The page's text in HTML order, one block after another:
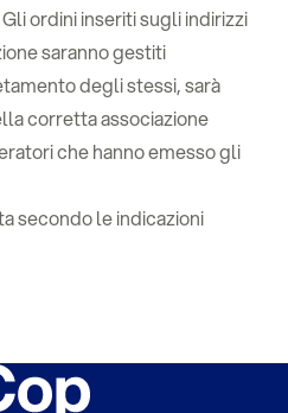
ordini inseriti sugli indirizzi
saranno gestiti
degli stessi, sarà
corretta associazione
che hanno emesso gli
secondo le indicazioni